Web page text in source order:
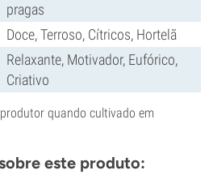
pragas
Doce, Terroso, Cítricos, Hortelã
Relaxante, Motivador, Eufórico,
Criativo
quando cultivado em
este produto: